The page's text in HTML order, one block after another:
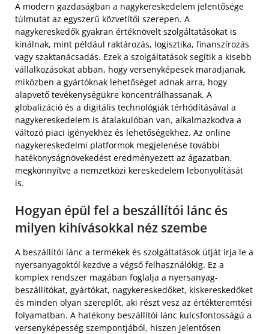
A modern gazdaságban a nagykereskedelem jelentősége
túlmutat az egyszerű közvetítői szerepen. A
nagykereskedők gyakran értéknövelt szolgáltatásokat is
kínálnak, mint például raktározás, logisztika, finanszírozás
vagy szaktanácsadás. Ezek a szolgáltatások segítik a kisebb
vállalkozásokat abban, hogy versenyképesek maradjanak,
miközben a gyártóknak lehetőséget adnak arra, hogy
alapvető tevékenységükre koncentrálhassanak. A
globalizáció és a digitális technológiák térhódításával a
nagykereskedelem is átalakulóban van, alkalmazkodva a
változó piaci igényekhez és lehetőségekhez. Az online
nagykereskedelmi platformok megjelenése további
hatékonyságnövekedést eredményezett az ágazatban,
megkönnyítve a nemzetközi kereskedelem lebonyolítását
is.
Hogyan épül fel a beszállítói lánc és
milyen kihívásokkal néz szembe
A beszállítói lánc a termékek és szolgáltatások útját írja le a
nyersanyagoktól kezdve a végső felhasználókig. Ez a
komplex rendszer magában foglalja a nyersanyag-
beszállítókat, gyártókat, nagykereskedőket, kiskereskedőket
és minden olyan szereplőt, aki részt vesz az értékteremtési
folyamatban. A hatékony beszállítói lánc kulcsfontosságú a
versenyképesség szempontjából, hiszen jelentősen